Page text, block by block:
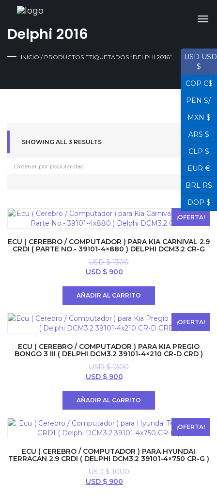
Delphi 2016
INICIO / PRODUCTOS ETIQUETADOS “DELPHI 2016”
SHOWING ALL 3 RESULTS
¡OFERTA!
ECU ( CEREBRO / COMPUTADOR ) PARA KIA CARNIVAL 2.9
CRDI ( PARTE NO.- 39101-4×880 ) DELPHI DCM3.2 CR-G
USD $1300
El
$ 1300.
USD $900El
$ 900.
AÑADIR AL CARRITO
¡OFERTA!
ECU ( CEREBRO / COMPUTADOR ) PARA KIA PREGIO
BONGO 3 III ( DELPHI DCM3.2 39101-4×210 CR-D CRD )
USD $1300
El
era:
$ 1300.
USD $900El
es:
$ 900.
AÑADIR AL CARRITO
¡OFERTA!
ECU ( CEREBRO / COMPUTADOR ) PARA HYUNDAI
TERRACAN 2.9 CRDI ( DELPHI DCM3.2 39101-4×750 CR-G )
USD $1000
El
USD $900El
USD USD
$
COP C$
PEN S/.
MXN $
ARS $
CLP $
EUR €
BRL R$
DOP $